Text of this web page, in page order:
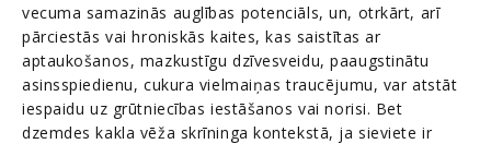
vecuma samazinās auglības potenciāls, un, otrkārt, arī
pārciestās vai hroniskās kaites, kas saistītas ar
aptaukošanos, mazkustīgu dzīvesveidu, paaugstinātu
asinsspiedienu, cukura vielmaiņas traucējumu, var atstāt
iespaidu uz grūtniecības iestāšanos vai norisi. Bet
dzemdes kakla vēža skrīninga kontekstā, ja sieviete ir